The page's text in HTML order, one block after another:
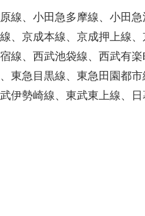
線、小田急多摩線、小田
、京成本線、京成押上線
線、西武池袋線、西武有
東急目黒線、東急田園都
伊勢崎線、東武東上線、